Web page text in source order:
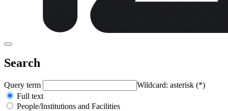
Search
Query term
Wildcard: asterisk (*)
Full text
People/Institutions and Facilities